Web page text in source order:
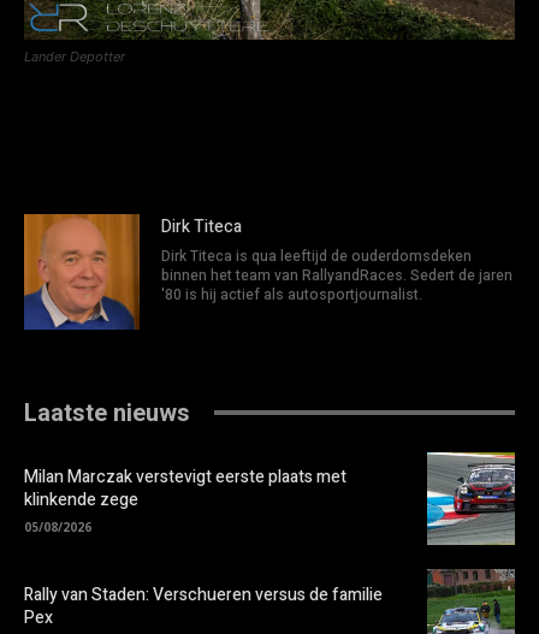
Lander Depotter
Dirk Titeca
Dirk Titeca is qua leeftijd de ouderdomsdeken
binnen het team van RallyandRaces. Sedert de jaren
'80 is hij actief als autosportjournalist.
Laatste nieuws
Milan Marczak verstevigt eerste plaats met
klinkende zege
05/08/2026
Rally van Staden: Verschueren versus de familie
Pex